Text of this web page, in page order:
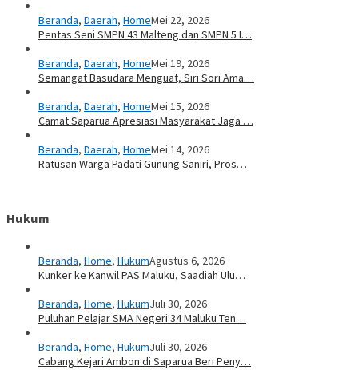
Beranda, Daerah, HomeMei 22, 2026
Pentas Seni SMPN 43 Malteng dan SMPN 5 I…
Beranda, Daerah, HomeMei 19, 2026
Semangat Basudara Menguat, Siri Sori Ama…
Beranda, Daerah, HomeMei 15, 2026
Camat Saparua Apresiasi Masyarakat Jaga …
Beranda, Daerah, HomeMei 14, 2026
Ratusan Warga Padati Gunung Saniri, Pros…
Hukum
Beranda, Home, HukumAgustus 6, 2026
Kunker ke Kanwil PAS Maluku, Saadiah Ulu…
Beranda, Home, HukumJuli 30, 2026
Puluhan Pelajar SMA Negeri 34 Maluku Ten…
Beranda, Home, HukumJuli 30, 2026
Cabang Kejari Ambon di Saparua Beri Peny…